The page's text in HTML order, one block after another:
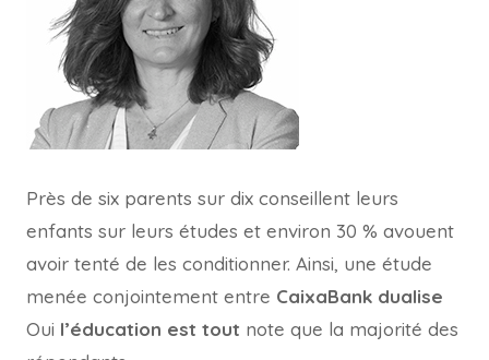
Près de six parents sur dix conseillent leurs
enfants sur leurs études et environ 30 % avouent
avoir tenté de les conditionner. Ainsi, une étude
menée conjointement entre CaixaBank dualise
Oui l’éducation est tout note que la majorité des